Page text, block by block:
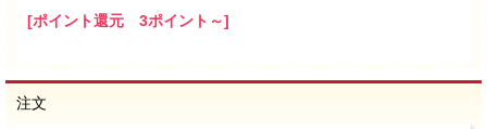
[ポイント還元 3ポイント～]
注文